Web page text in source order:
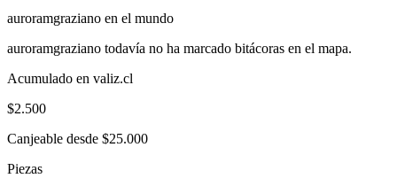
auroramgraziano en el mundo
auroramgraziano todavía no ha marcado bitácoras en el mapa.
Acumulado en valiz.cl
$2.500
Canjeable desde $25.000
Piezas